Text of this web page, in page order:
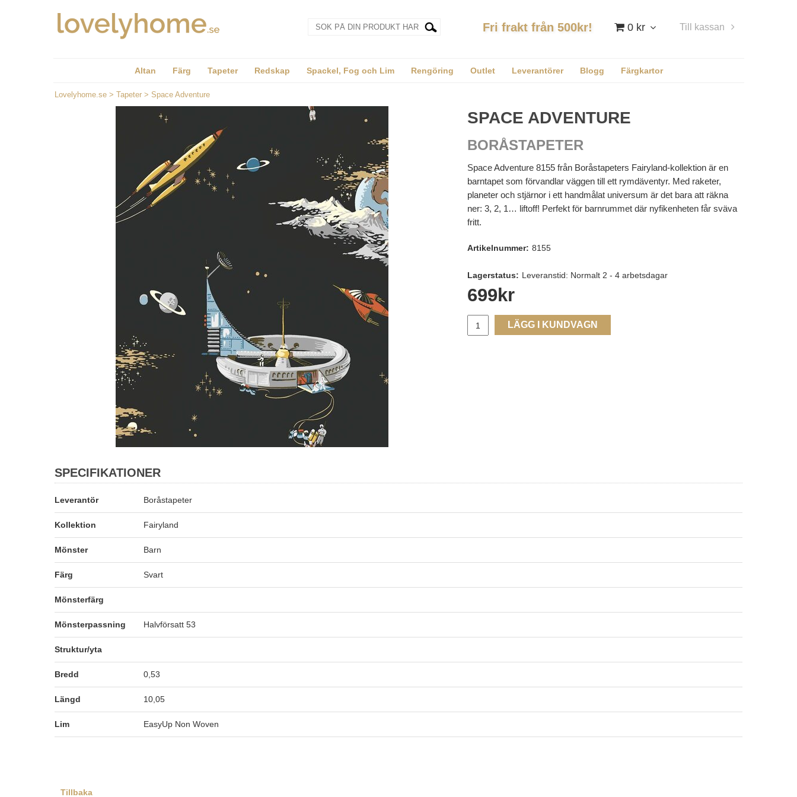
0 kr Till kassan
Fri frakt från 500kr!
Altan Färg Tapeter Redskap Spackel, Fog och Lim Rengöring Outlet Leverantörer Blogg Färgkartor
Lovelyhome.se > Tapeter > Space Adventure
SPACE ADVENTURE
BORÅSTAPETER
Space Adventure 8155 från Boråstapeters Fairyland-kollektion är en
barntapet som förvandlar väggen till ett rymdäventyr. Med raketer,
planeter och stjärnor i ett handmålat universum är det bara att räkna
ner: 3, 2, 1… liftoff! Perfekt för barnrummet där nyfikenheten får sväva
fritt.
Artikelnummer: 8155
Lagerstatus: Leveranstid: Normalt 2 - 4 arbetsdagar
699 kr
LÄGG I KUNDVAGN
SPECIFIKATIONER
Leverantör Boråstapeter
Kollektion Fairyland
Mönster Barn
Färg Svart
Mönsterfärg
Mönsterpassning Halvförsatt 53
Struktur/yta
Bredd 0,53
Längd 10,05
Lim EasyUp Non Woven
Tillbaka